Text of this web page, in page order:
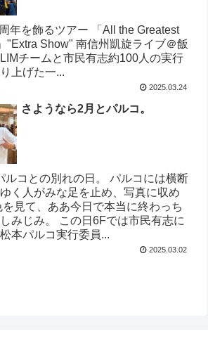
年を飾るツアー 「All the Greatest
"Extra Show" 南信州凱旋ライブ＠飯
チームと市民有志約100人の実行
上げた一...
2025.03.24
さようなら2月とパルコ。
ルコとの別れの日。 パルコには横断
く人がみな足を止め、写真に収め
見て、ああ今日で本当に終わっち
みじみ。 この日6Fでは市民有志に
本パルコ実行委員...
2025.03.02